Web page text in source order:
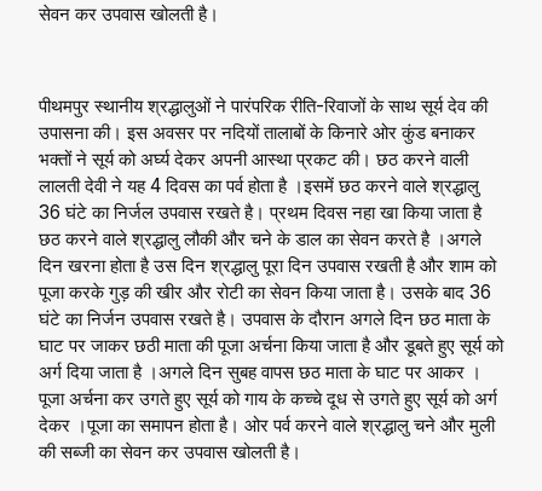
सेवन कर उपवास खोलती है।
पीथमपुर स्थानीय श्रद्धालुओं ने पारंपरिक रीति-रिवाजों के साथ सूर्य देव की
उपासना की। इस अवसर पर नदियों तालाबों के किनारे ओर कुंड बनाकर
भक्तों ने सूर्य को अर्घ्य देकर अपनी आस्था प्रकट की। छठ करने वाली
लालती देवी ने यह 4 दिवस का पर्व होता है ।इसमें छठ करने वाले श्रद्धालु
36 घंटे का निर्जल उपवास रखते है। प्रथम दिवस नहा खा किया जाता है
छठ करने वाले श्रद्धालु लौकी और चने के डाल का सेवन करते है ।अगले
दिन खरना होता है उस दिन श्रद्धालु पूरा दिन उपवास रखती है और शाम को
पूजा करके गुड़ की खीर और रोटी का सेवन किया जाता है। उसके बाद 36
घंटे का निर्जन उपवास रखते है। उपवास के दौरान अगले दिन छठ माता के
घाट पर जाकर छठी माता की पूजा अर्चना किया जाता है और डूबते हुए सूर्य को
अर्ग दिया जाता है ।अगले दिन सुबह वापस छठ माता के घाट पर आकर ।
पूजा अर्चना कर उगते हुए सूर्य को गाय के कच्चे दूध से उगते हुए सूर्य को अर्ग
देकर ।पूजा का समापन होता है। ओर पर्व करने वाले श्रद्धालु चने और मुली
की सब्जी का सेवन कर उपवास खोलती है।